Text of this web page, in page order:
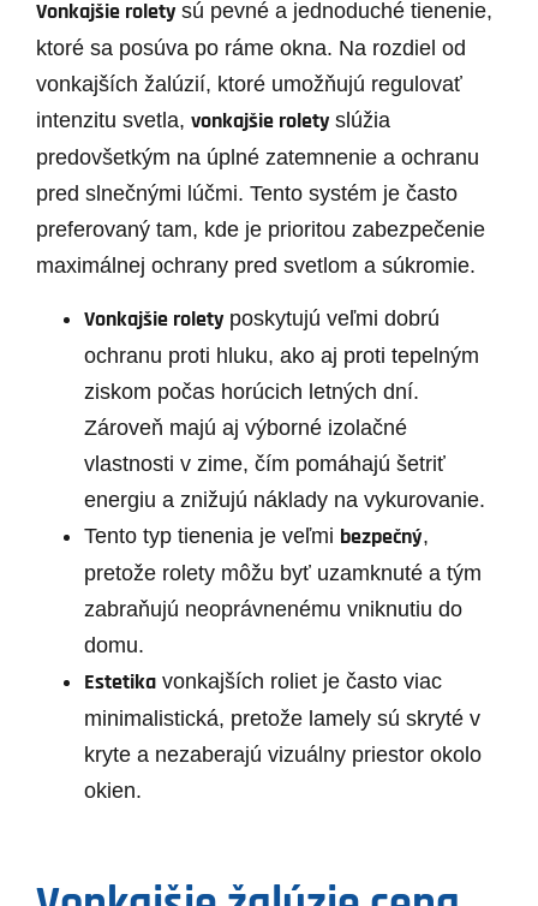
Vonkajšie rolety sú pevné a jednoduché tienenie,
ktoré sa posúva po ráme okna. Na rozdiel od
vonkajších žalúzií, ktoré umožňujú regulovať
intenzitu svetla, vonkajšie rolety slúžia
predovšetkým na úplné zatemnenie a ochranu
pred slnečnými lúčmi. Tento systém je často
preferovaný tam, kde je prioritou zabezpečenie
maximálnej ochrany pred svetlom a súkromie.
Vonkajšie rolety poskytujú veľmi dobrú
ochranu proti hluku, ako aj proti tepelným
ziskom počas horúcich letných dní.
Zároveň majú aj výborné izolačné
vlastnosti v zime, čím pomáhajú šetriť
energiu a znižujú náklady na vykurovanie.
Tento typ tienenia je veľmi bezpečný,
pretože rolety môžu byť uzamknuté a tým
zabraňujú neoprávnenému vniknutiu do
domu.
Estetika vonkajších roliet je často viac
minimalistická, pretože lamely sú skryté v
kryte a nezaberajú vizuálny priestor okolo
okien.